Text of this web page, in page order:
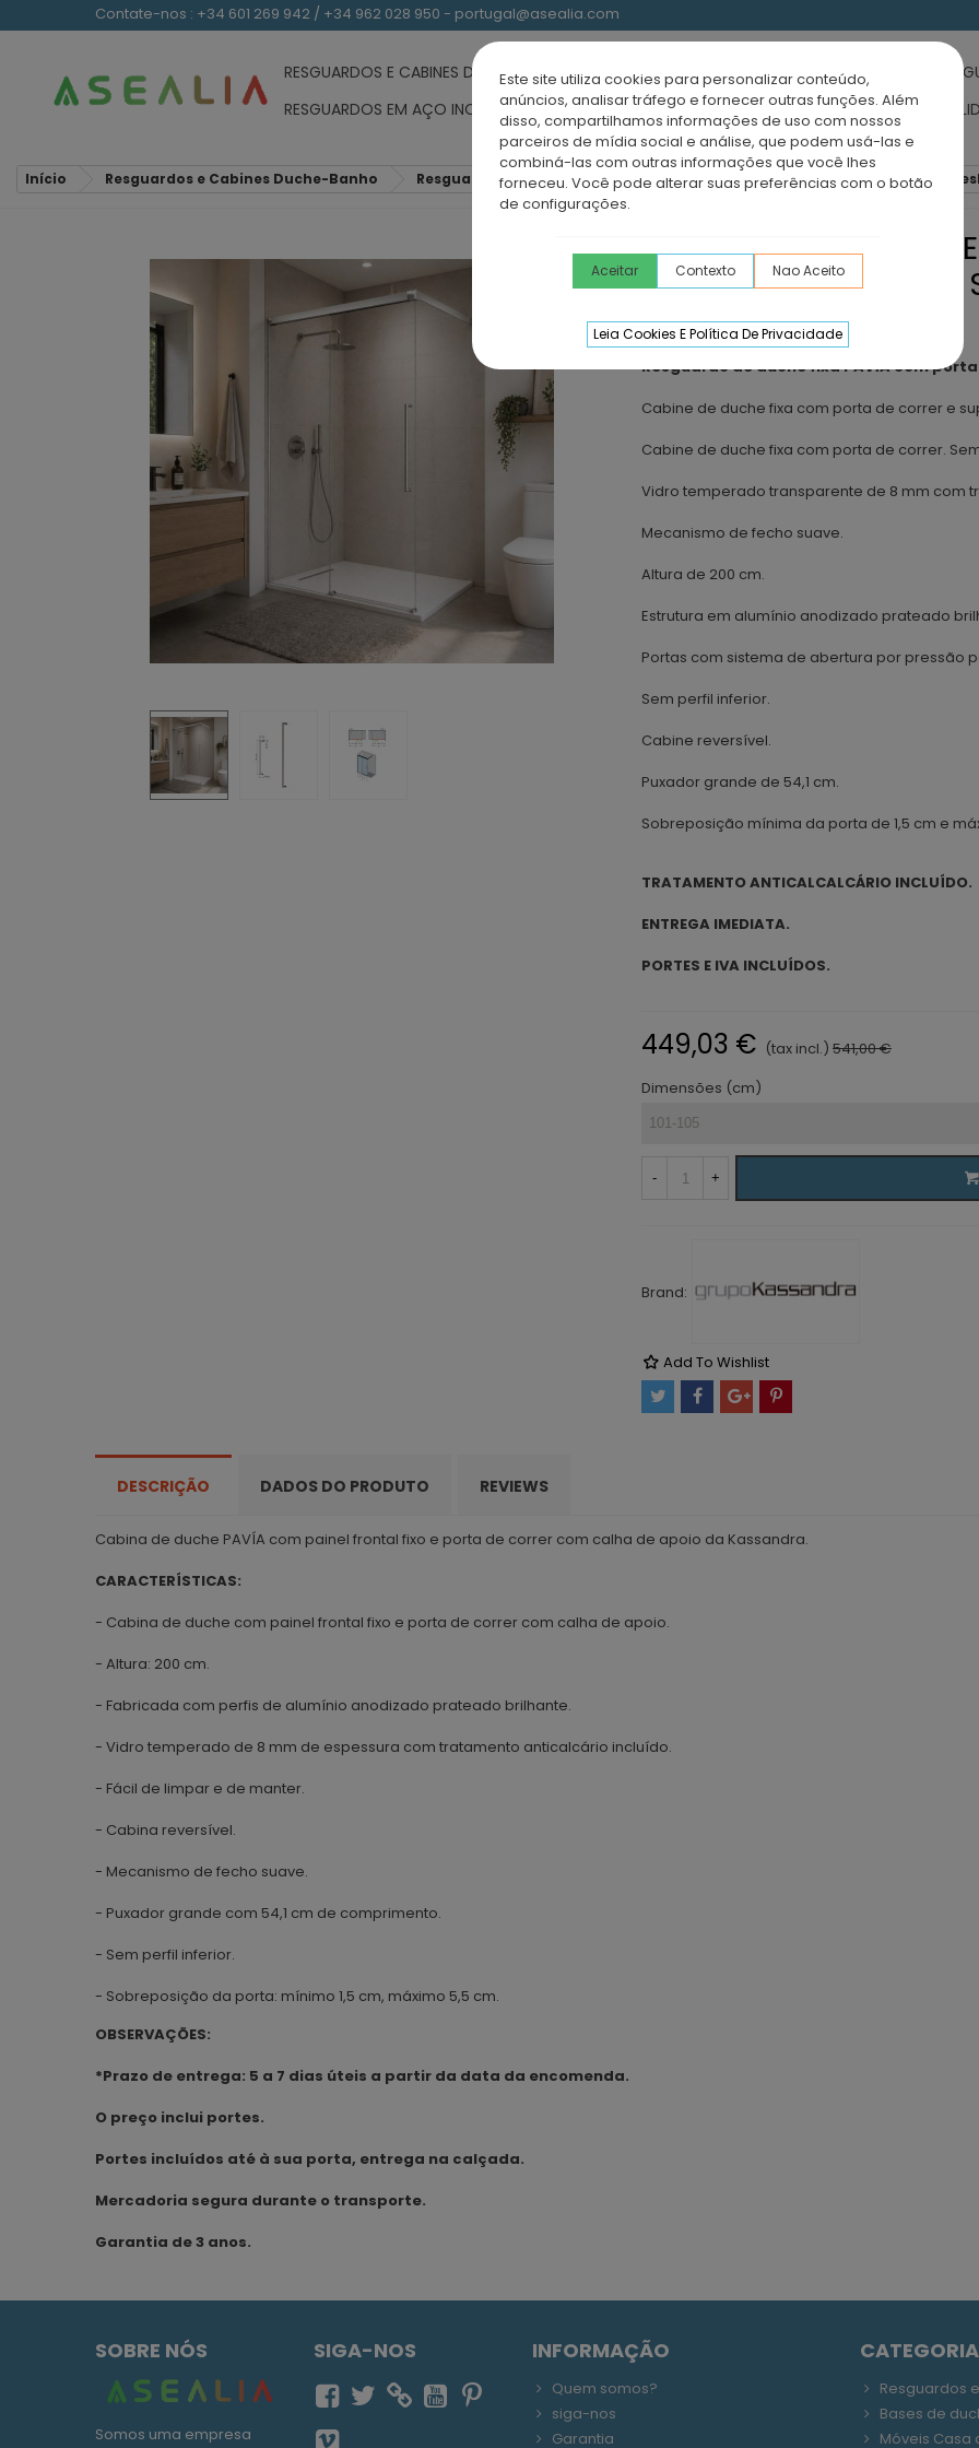
Este site utiliza cookies para personalizar conteúdo,
anúncios, analisar tráfego e fornecer outras funções. Além
disso, compartilhamos informações de uso com nossos
parceiros de mídia social e análise, que podem usá-las e
combiná-las com outras informações que você lhes
forneceu. Você pode alterar suas preferências com o botão
de configurações.
Aceitar Contexto Nao Aceito
Leia Cookies E Política De Privacidade
Contate-nos : +34 601 269 942 / +34 962 028 950 - portugal@asealia.com
RESGUARDOS E CABINES DUCHE-BANHO BASES DE DUCHE RESGUARDOS ACRÍLICOS
RESGUARDOS EM AÇO INOXIDÁVEL
MÓVEIS CASA DE BANHO TORNEIRAS LAVATÓRIOS
Início Resguardos e Cabines Duche-Banho Resguardos Walking de duche Resguardo de duche fixa com porta
RESGUARDO DE
DESLIZANTE E PEGA
BRILHANTE
Resguardo de duche fixa PAVÍA com
Cabine de duche fixa com porta de correr e
Cabine de duche fixa com porta de correr.
Vidro temperado transparente de 8 mm com
Mecanismo de fecho suave.
Altura de 200 cm.
Estrutura em alumínio anodizado prateado
Portas com sistema de abertura por pressão
Sem perfil inferior.
Cabine reversível.
Puxador grande de 54,1 cm.
Sobreposição mínima da porta de 1,5 cm e
TRATAMENTO ANTICALCALCÁRIO INCLUÍDO.
ENTREGA IMEDIATA.
PORTES E IVA INCLUÍDOS.
449,03 € (tax incl.) 541,00 €
Dimensões (cm)
- +
Brand:
Add To Wishlist
DESCRIÇÃO DADOS DO PRODUTO REVIEWS
Cabina de duche PAVÍA com painel frontal fixo e porta de correr com calha de apoio da Kassandra.
CARACTERÍSTICAS:
- Cabina de duche com painel frontal fixo e porta de correr com calha de apoio.
- Altura: 200 cm.
- Fabricada com perfis de alumínio anodizado prateado brilhante.
- Vidro temperado de 8 mm de espessura com tratamento anticalcário incluído.
- Fácil de limpar e de manter.
- Cabina reversível.
- Mecanismo de fecho suave.
- Puxador grande com 54,1 cm de comprimento.
- Sem perfil inferior.
- Sobreposição da porta: mínimo 1,5 cm, máximo 5,5 cm.
OBSERVAÇÕES:
*Prazo de entrega: 5 a 7 dias úteis a partir da data da encomenda.
O preço inclui portes.
Portes incluídos até à sua porta, entrega na calçada.
Mercadoria segura durante o transporte.
Garantia de 3 anos.
SOBRE NÓS
Somos uma empresa
SIGA-NOS INFORMAÇÃO
Quem somos?
siga-nos
Garantia
Resguardos
Bases de
Móveis Casa